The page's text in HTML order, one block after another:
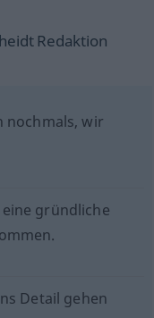
Redaktion
nochmals, wir
gründliche
Detail gehen